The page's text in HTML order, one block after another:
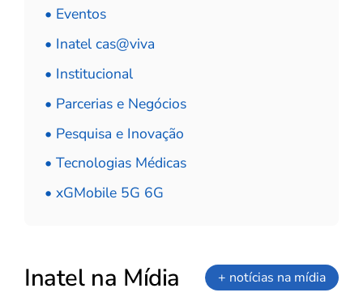
• Eventos
• Inatel cas@viva
• Institucional
• Parcerias e Negócios
• Pesquisa e Inovação
• Tecnologias Médicas
• xGMobile 5G 6G
Inatel na Mídia + notícias na mídia